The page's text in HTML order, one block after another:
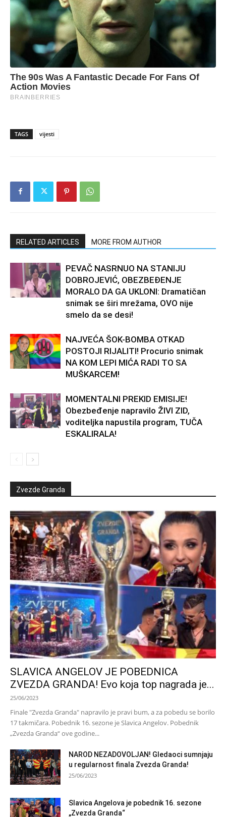
TAGS vijesti
RELATED ARTICLES MORE FROM AUTHOR
PEVAČ NASRNUO NA STANIJU
DOBROJEVIĆ, OBEZBEĐENJE
MORALO DA GA UKLONI: Dramatičan
snimak se širi mrežama, OVO nije
smelo da se desi!
NAJVEĆA ŠOK-BOMBA OTKAD
POSTOJI RIJALITI! Procurio snimak
NA KOM LEPI MIĆA RADI TO SA
MUŠKARCEM!
MOMENTALNI PREKID EMISIJE!
Obezbeđenje napravilo ŽIVI ZID,
voditeljka napustila program, TUČA
ESKALIRALA!
Zvezde Granda
SLAVICA ANGELOV JE POBEDNICA
ZVEZDA GRANDA! Evo koja top nagrada je...
25/06/2023
Finale "Zvezda Granda" napravilo je pravi bum, a za pobedu se borilo
17 takmičara. Pobednik 16. sezone je Slavica Angelov. Pobednik
„Zvezda Granda“ ove godine...
NAROD NEZADOVOLJAN! Gledaoci sumnjaju
u regularnost finala Zvezda Granda!
25/06/2023
Slavica Angelova je pobednik 16. sezone
„Zvezda Granda“